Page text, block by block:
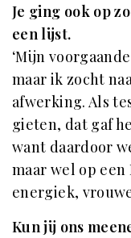
Je ging ook op
een lijst.
‘Mijn
maar ik zocht
afwerking. Als
gieten, dat gaf
want daardoor
maar wel op
energiek,
Kun jij ons